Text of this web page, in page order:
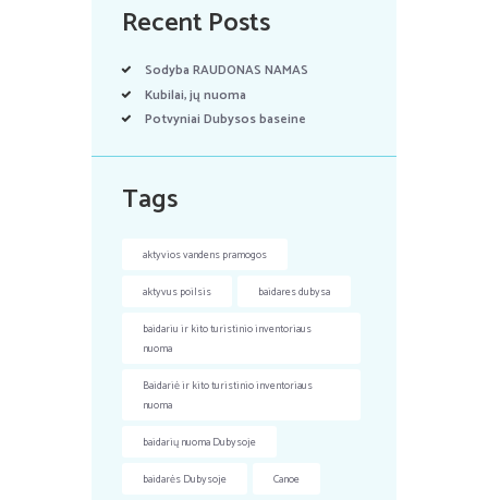
Recent Posts
Sodyba RAUDONAS NAMAS
Kubilai, jų nuoma
Potvyniai Dubysos baseine
Tags
aktyvios vandens pramogos
aktyvus poilsis baidares dubysa
baidariu ir kito turistinio inventoriaus
nuoma
Baidariė ir kito turistinio inventoriaus
nuoma
baidarių nuoma Dubysoje
baidarės Dubysoje Canoe